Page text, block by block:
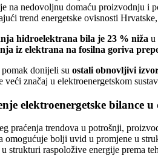
na nedovoljnu domaću proizvodnju i
trend energetske ovisnosti
hidroelektrana bila je 23 % niža u
iz elektrana na fosilna goriva
donijeli su ostali obnovljivi
veći značaj u elektroenergetskom
elektroenergetske bilance
praćenja trendova u potrošnji,
omogućuje bolji uvid u promjene u
strukturi raspoložive energije prema